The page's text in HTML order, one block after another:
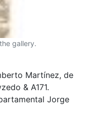
gallery.
Martínez, de
& A171.
Jorge